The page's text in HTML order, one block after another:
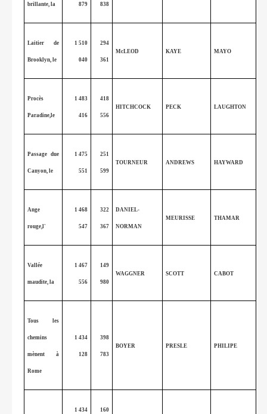
brillante, la 879 838
Laitier de
Brooklyn, le
1 510
040
294
361
McLEOD KAYE MAYO
Procès
Paradine,le
1 483
416
418
556
HITCHCOCK PECK LAUGHTON
Passage due
Canyon, le
1 475
551
251
599
TOURNEUR ANDREWS HAYWARD
Ange
rouge,l'
1 468
547
322
367
DANIEL-
NORMAN
MEURISSE THAMAR
Vallée
maudite, la
1 467
556
149
980
WAGGNER SCOTT CABOT
Tous les
chemins
mènent à
Rome
1 434
128
398
783
BOYER PRESLE PHILIPE
1 434 160